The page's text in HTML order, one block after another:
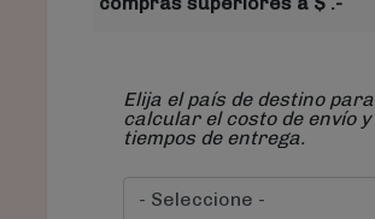
Elija el país de destino para
calcular el costo de envío y
tiempos de entrega.